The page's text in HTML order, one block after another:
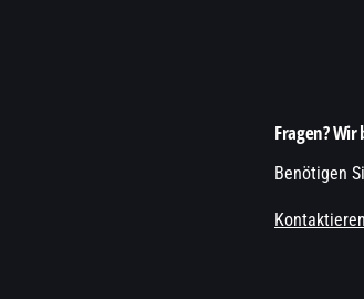
Fragen?
Benötigen